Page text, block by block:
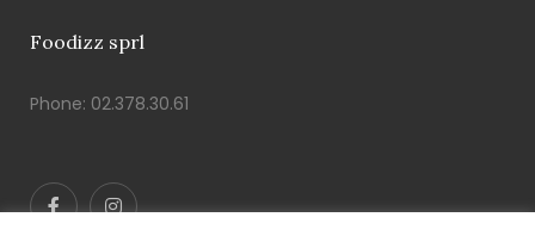
Foodizz sprl
Phone: 02.378.30.61